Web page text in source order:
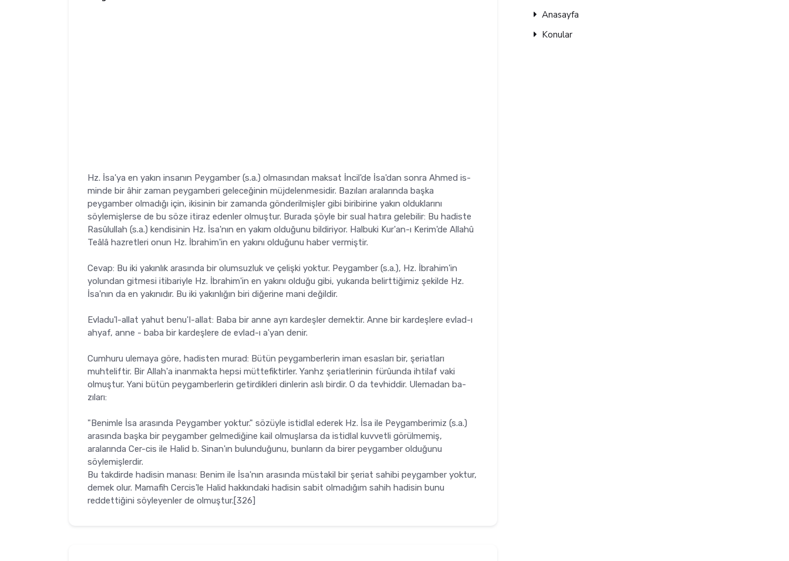
Hz. İsa'ya en yakın insanın Peygamber (s.a.) olmasından maksat İncil'de İsa'dan sonra Ahmed is­
minde bir âhir zaman peygamberi geleceğinin müjdelenmesidir. Bazıları aralarında başka
peygamber olmadığı için, ikisinin bir zamanda gönderil­mişler gibi biribirine yakın olduklarını
söylemişlerse de bu söze itiraz edenler olmuştur. Burada şöyle bir sual hatıra gelebilir: Bu hadiste
Rasûlullah (s.a.) kendisinin Hz. İsa'nın en yakım olduğunu bildiriyor. Halbuki Kur'an-ı Kerim'de Allahû
Teâlâ hazretleri onun Hz. İbrahim'in en ya­kını olduğunu haber vermiştir.
Cevap: Bu iki yakınlık arasında bir olumsuzluk ve çelişki yoktur. Pey­gamber (s.a.), Hz. İbrahim'in
yolundan gitmesi itibariyle Hz. İbrahim'in en yakını olduğu gibi, yukarıda belirttiğimiz şekilde Hz.
İsa'nın da en ya­kınıdır. Bu iki yakınlığın biri diğerine mani değildir.
Evladu'l-allat yahut benu'I-allat: Baba bir anne ayrı kardeşler de­mektir. Anne bir kardeşlere evlad-ı
ahyaf, anne - baba bir kardeşlere de evlad-ı a'yan denir.
Cumhuru ulemaya göre, hadisten murad: Bütün peygamberlerin iman esasları bir, şeriatları
muhteliftir. Bir Allah'a inanmakta hepsi müttefiktir­ler. Yanhz şeriatlerinin fürûunda ihtilaf vaki
olmuştur. Yani bütün pey­gamberlerin getirdikleri dinlerin aslı birdir. O da tevhiddir. Ulemadan ba­
zıları:
"Benimle İsa arasında Peygamber yoktur." sözüyle istidlal ederek Hz. İsa ile Peygamberimiz (s.a.)
arasında başka bir peygamber gel­mediğine kail olmuşlarsa da istidlal kuvvetli görülmemiş,
aralarında Cer-cis ile Halid b. Sinan'ın bulunduğunu, bunların da birer peygamber ol­duğunu
söylemişlerdir.
Bu takdirde hadisin manası: Benim ile İsa'nın arasında müstakil bir şeriat sahibi peygamber yoktur,
demek olur. Mamafih Cercis'le Halid hakkındaki hadisin sabit olmadığım sahih hadisin bunu
reddettiğini söy­leyenler de olmuştur.[326]
Anasayfa
Konular